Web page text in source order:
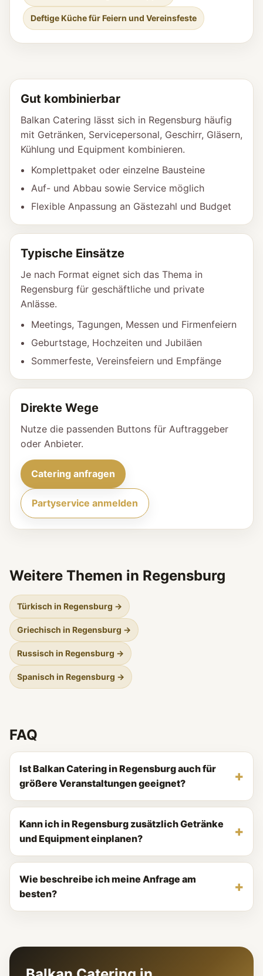
Deftige Küche für Feiern und Vereinsfeste
Gut kombinierbar
Balkan Catering lässt sich in Regensburg häufig
mit Getränken, Servicepersonal, Geschirr, Gläsern,
Kühlung und Equipment kombinieren.
Komplettpaket oder einzelne Bausteine
Auf- und Abbau sowie Service möglich
Flexible Anpassung an Gästezahl und Budget
Typische Einsätze
Je nach Format eignet sich das Thema in
Regensburg für geschäftliche und private
Anlässe.
Meetings, Tagungen, Messen und Firmenfeiern
Geburtstage, Hochzeiten und Jubiläen
Sommerfeste, Vereinsfeiern und Empfänge
Direkte Wege
Nutze die passenden Buttons für Auftraggeber
oder Anbieter.
Catering anfragen
Partyservice anmelden
Weitere Themen in Regensburg
Türkisch in Regensburg →
Griechisch in Regensburg →
Russisch in Regensburg →
Spanisch in Regensburg →
FAQ
Ist Balkan Catering in Regensburg auch für
größere Veranstaltungen geeignet?
Kann ich in Regensburg zusätzlich Getränke
und Equipment einplanen?
Wie beschreibe ich meine Anfrage am
besten?